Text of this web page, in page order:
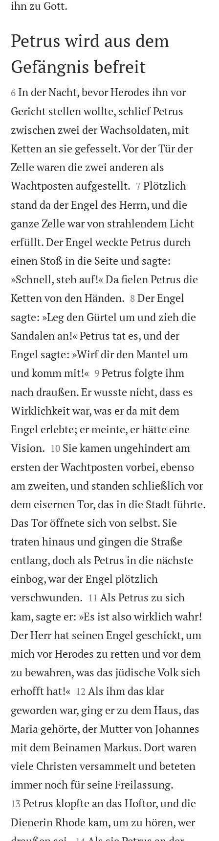
ihn zu Gott.

Petrus wird aus dem
Gefängnis befreit

6 In der Nacht, bevor Herodes ihn vor
Gericht stellen wollte, schlief Petrus
zwischen zwei der Wachsoldaten, mit
Ketten an sie gefesselt. Vor der Tür der
Zelle waren die zwei anderen als
Wachtposten aufgestellt. 

7 Plötzlich
stand da der Engel des Herrn, und die
ganze Zelle war von strahlendem Licht
erfüllt. Der Engel weckte Petrus durch
einen Stoß in die Seite und sagte:
»Schnell, steh auf!« Da fielen Petrus die
Ketten von den Händen. 

8 Der Engel
sagte: »Leg den Gürtel um und zieh die
Sandalen an!« Petrus tat es, und der
Engel sagte: »Wirf dir den Mantel um
und komm mit!« 

9 Petrus folgte ihm
nach draußen. Er wusste nicht, dass es
Wirklichkeit war, was er da mit dem
Engel erlebte; er meinte, er hätte eine
Vision. 

10 Sie kamen ungehindert am
ersten der Wachtposten vorbei, ebenso
am zweiten, und standen schließlich vor
dem eisernen Tor, das in die Stadt führte.
Das Tor öffnete sich von selbst. Sie
traten hinaus und gingen die Straße
entlang, doch als Petrus in die nächste
einbog, war der Engel plötzlich
verschwunden. 

11 Als Petrus zu sich
kam, sagte er: »Es ist also wirklich wahr!
Der Herr hat seinen Engel geschickt, um
mich vor Herodes zu retten und vor dem
zu bewahren, was das jüdische Volk sich
erhofft hat!« 

12 Als ihm das klar
geworden war, ging er zu dem Haus, das
Maria gehörte, der Mutter von Johannes
mit dem Beinamen Markus. Dort waren
viele Christen versammelt und beteten
immer noch für seine Freilassung.
13 Petrus klopfte an das Hoftor, und die
Dienerin Rhode kam, um zu hören, wer